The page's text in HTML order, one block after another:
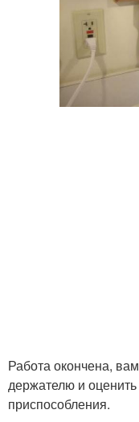
Работа окончена,
держателю и
приспособления.